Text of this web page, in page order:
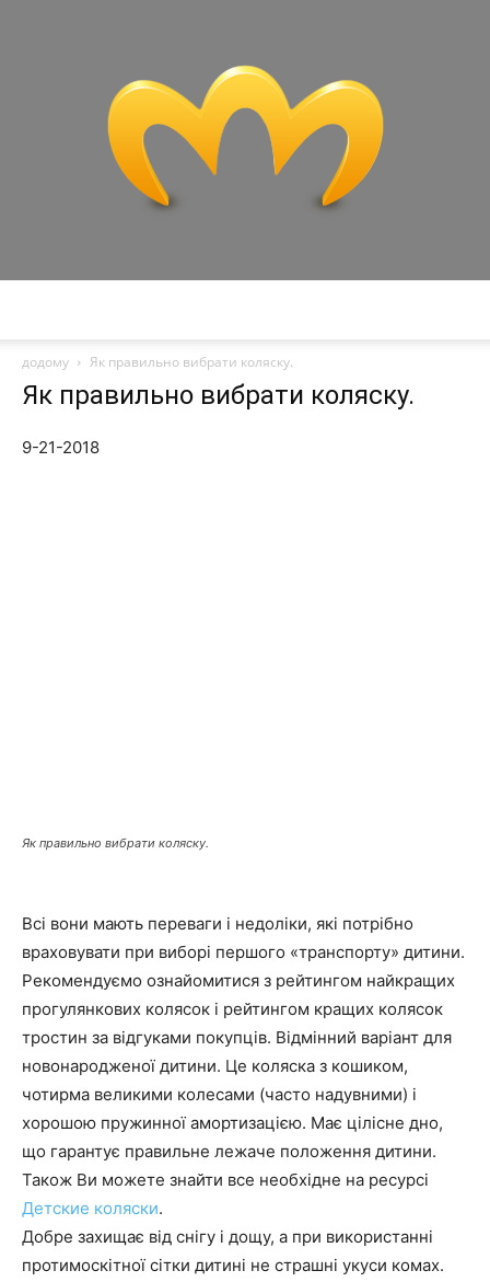
додому
Як правильно вибрати коляску.
Як правильно вибрати коляску.
9-21-2018
Як правильно вибрати коляску.
Всі вони мають переваги і недоліки, які потрібно
враховувати при виборі першого «транспорту» дитини.
Рекомендуємо ознайомитися з рейтингом найкращих
прогулянкових колясок і рейтингом кращих колясок
тростин за відгуками покупців. Відмінний варіант для
новонародженої дитини. Це коляска з кошиком,
чотирма великими колесами (часто надувними) і
хорошою пружинної амортизацією. Має цілісне дно,
що гарантує правильне лежаче положення дитини.
Також Ви можете знайти все необхідне на ресурсі
Детские коляски.
Добре захищає від снігу і дощу, а при використанні
протимоскітної сітки дитині не страшні укуси комах.